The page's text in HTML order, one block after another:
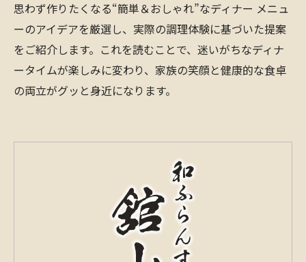
思わず作りたくなる“簡単＆おしゃれ”なディナー メニュ
ーのアイデアを厳選し、実際の調理体験に基づいた提案
をご紹介します。これを読むことで、迷いがちなディナ
ータイムが楽しみに変わり、家族の笑顔と健康的な食卓
の両立がグッと身近になります。